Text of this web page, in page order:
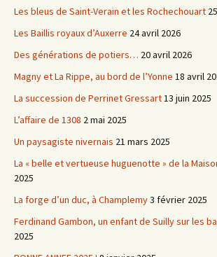
Les bleus de Saint-Verain et les Rochechouart
Les Baillis royaux d’Auxerre 24 avril 2026
Des générations de potiers… 20 avril 2026
Magny et La Rippe, au bord de l’Yonne 18 avril
La succession de Perrinet Gressart13 juin 2025
L’affaire de 1308 2 mai 2025
Un paysagiste nivernais 21 mars 2025
La « belle et vertueuse huguenotte » de la
2025
La forge d’un duc, à Champlemy3 février 2025
Ferdinand Gambon, un enfant de Suilly sur les
2025